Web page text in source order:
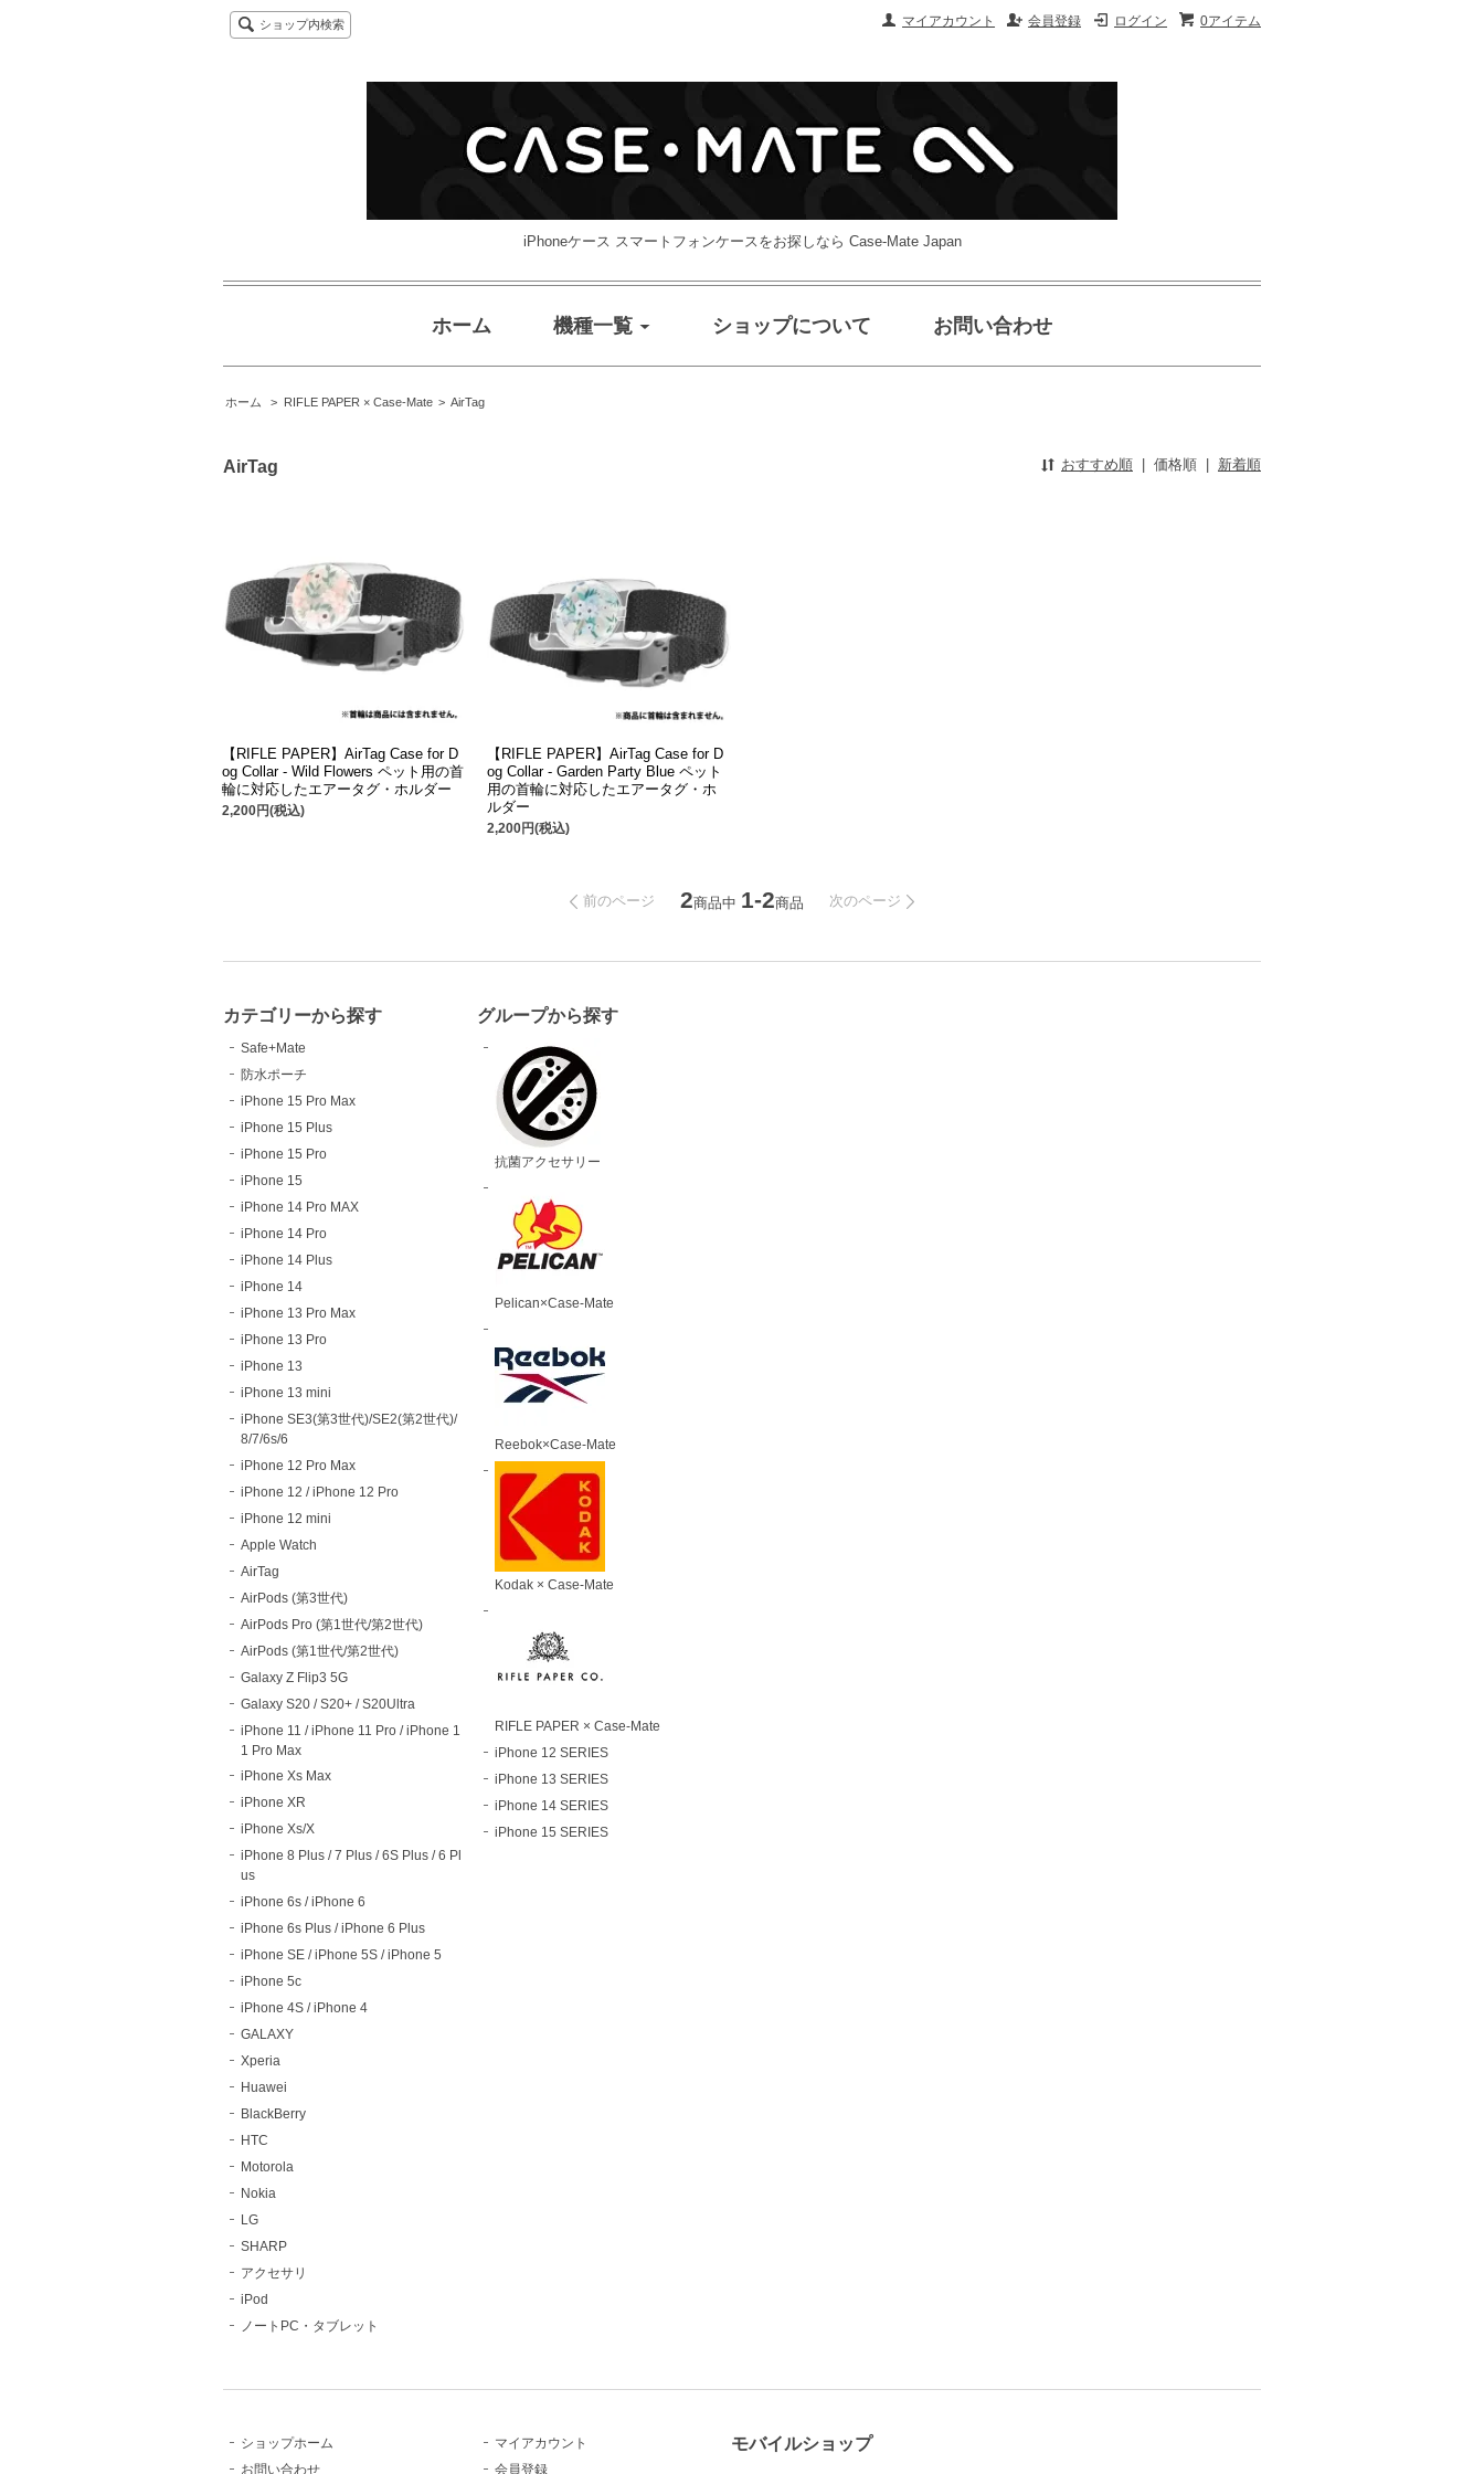
0アイテム
ログイン
会員登録
マイアカウント
ショップ内検索
iPhoneケース スマートフォンケースをお探しなら Case-Mate Japan
ホーム 機種一覧 ショップについて お問い合わせ
ホーム > RIFLE PAPER × Case-Mate > AirTag
AirTag おすすめ順 | 価格順 | 新着順
【RIFLE PAPER】AirTag Case for D
og Collar - Wild Flowers ペット用の首
輪に対応したエアータグ・ホルダー
2,200円(税込)
【RIFLE PAPER】AirTag Case for D
og Collar - Garden Party Blue ペット
用の首輪に対応したエアータグ・ホ
ルダー
2,200円(税込)
前のページ 2商品中 1-2商品 次のページ
カテゴリーから探す
Safe+Mate
防水ポーチ
iPhone 15 Pro Max
iPhone 15 Plus
iPhone 15 Pro
iPhone 15
iPhone 14 Pro MAX
iPhone 14 Pro
iPhone 14 Plus
iPhone 14
iPhone 13 Pro Max
iPhone 13 Pro
iPhone 13
iPhone 13 mini
iPhone SE3(第3世代)/SE2(第2世代)/
8/7/6s/6
iPhone 12 Pro Max
iPhone 12 / iPhone 12 Pro
iPhone 12 mini
Apple Watch
AirTag
AirPods (第3世代)
AirPods Pro (第1世代/第2世代)
AirPods (第1世代/第2世代)
Galaxy Z Flip3 5G
Galaxy S20 / S20+ / S20Ultra
iPhone 11 / iPhone 11 Pro / iPhone 1
1 Pro Max
iPhone Xs Max
iPhone XR
iPhone Xs/X
iPhone 8 Plus / 7 Plus / 6S Plus / 6 Pl
us
iPhone 6s / iPhone 6
iPhone 6s Plus / iPhone 6 Plus
iPhone SE / iPhone 5S / iPhone 5
iPhone 5c
iPhone 4S / iPhone 4
GALAXY
Xperia
Huawei
BlackBerry
HTC
Motorola
Nokia
LG
SHARP
アクセサリ
iPod
ノートPC・タブレット
グループから探す
抗菌アクセサリー
Pelican×Case-Mate
Reebok×Case-Mate
Kodak × Case-Mate
RIFLE PAPER × Case-Mate
iPhone 12 SERIES
iPhone 13 SERIES
iPhone 14 SERIES
iPhone 15 SERIES
ショップホーム
お問い合わせ
マイアカウント
会員登録
モバイルショップ